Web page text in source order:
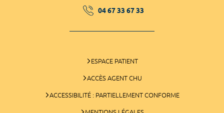
04 67 33 67 33
ESPACE PATIENT
ACCÈS AGENT CHU
ACCESSIBILITÉ : PARTIELLEMENT CONFORME